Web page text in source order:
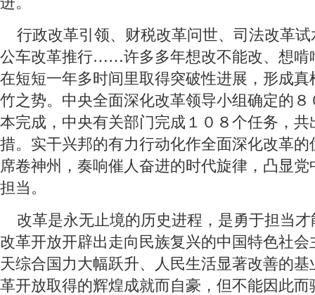
行政改革引领、财税改革问世、司法改革试
公车改革推行……许多多年想改不能改、想啃
在短短一年多时间里取得突破性进展，形成
竹之势。中央全面深化改革领导小组确定的
本完成，中央有关部门完成１０８个任务，
措。实干兴邦的有力行动化作全面深化改革
席卷神州，奏响催人奋进的时代旋律，凸显
担当。
改革是永无止境的历史进程，是勇于担当才
改革开放开辟出走向民族复兴的中国特色社
天综合国力大幅跃升、人民生活显著改善的
革开放取得的辉煌成就而自豪，但不能因此